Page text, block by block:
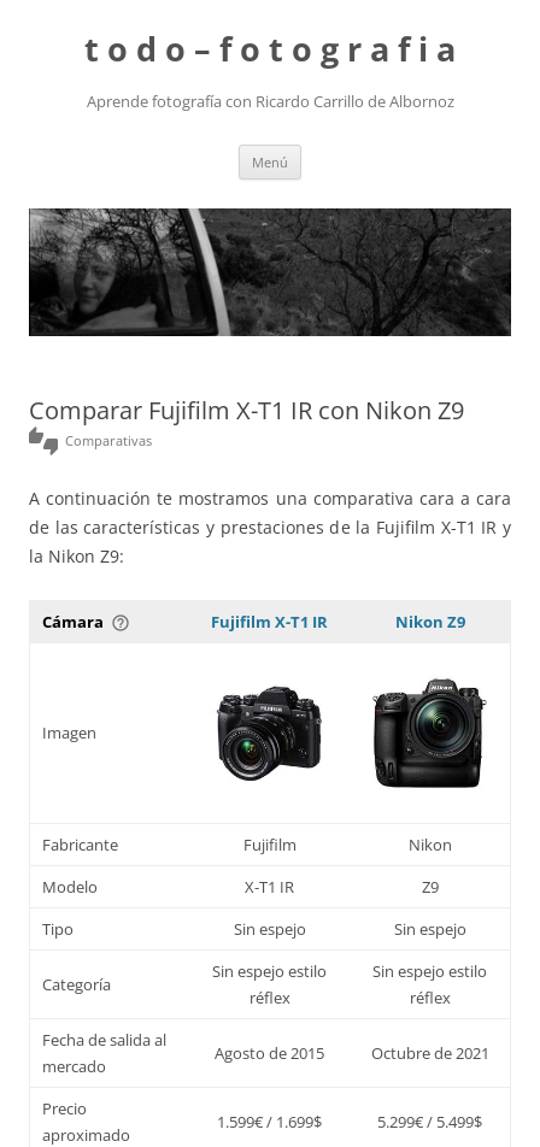
t o d o – f o t o g r a f i a
Aprende fotografía con Ricardo Carrillo de Albornoz
Menú
Comparar Fujifilm X-T1 IR con Nikon Z9
thumbs_up_down Comparativas
A continuación te mostramos una comparativa cara a cara
de las características y prestaciones de la Fujifilm X-T1 IR y
la Nikon Z9:
Cámara help_outline Fujifilm X-T1 IR Nikon Z9
Imagen
Fabricante Fujifilm
Nikon
Modelo
X-T1 IR
Z9
Tipo
Sin espejo Sin espejo
Categoría
Sin espejo estilo
réflex
Sin espejo estilo
réflex
Fecha de salida al
mercado
Agosto de 2015 Octubre de 2021
Precio
aproximado
1.599€ / 1.699$ 5.299€ / 5.499$